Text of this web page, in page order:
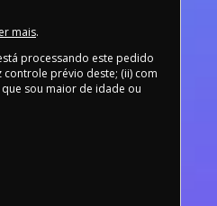
mais.
processando este pedido
prévio deste; (ii) com
que sou maior de idade ou